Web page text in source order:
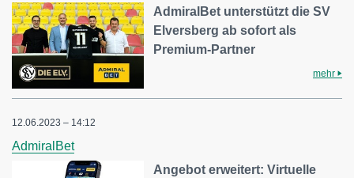
AdmiralBet unterstützt die SV
Elversberg ab sofort als
Premium-Partner
mehr
12.06.2023 – 14:12
AdmiralBet
Angebot erweitert: Virtuelle